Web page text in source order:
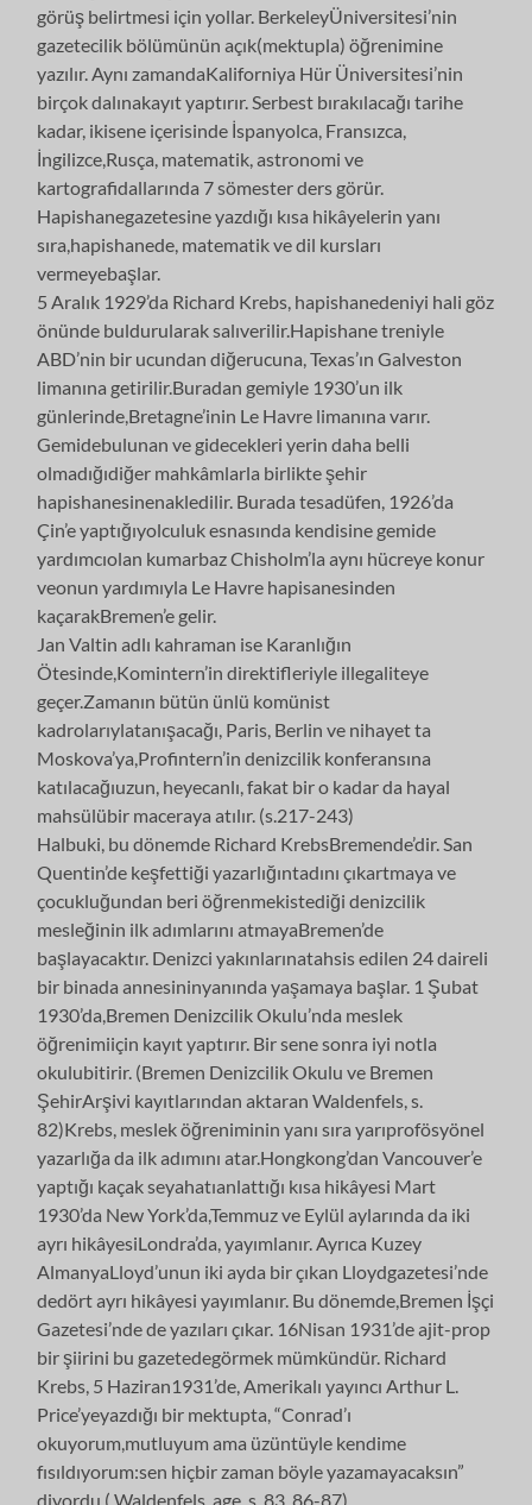
görüş belirtmesi için yollar. BerkeleyÜniversitesi’nin
gazetecilik bölümünün açık(mektupla) öğrenimine
yazılır. Aynı zamandaKaliforniya Hür Üniversitesi’nin
birçok dalınakayıt yaptırır. Serbest bırakılacağı tarihe
kadar, ikisene içerisinde İspanyolca, Fransızca,
İngilizce,Rusça, matematik, astronomi ve
kartografidallarında 7 sömester ders görür.
Hapishanegazetesine yazdığı kısa hikâyelerin yanı
sıra,hapishanede, matematik ve dil kursları
vermeyebaşlar.
5 Aralık 1929’da Richard Krebs, hapishanedeniyi hali göz
önünde buldurularak salıverilir.Hapishane treniyle
ABD’nin bir ucundan diğerucuna, Texas’ın Galveston
limanına getirilir.Buradan gemiyle 1930’un ilk
günlerinde,Bretagne’inin Le Havre limanına varır.
Gemidebulunan ve gidecekleri yerin daha belli
olmadığıdiğer mahkâmlarla birlikte şehir
hapishanesinenakledilir. Burada tesadüfen, 1926’da
Çin’e yaptığıyolculuk esnasında kendisine gemide
yardımcıolan kumarbaz Chisholm’la aynı hücreye konur
veonun yardımıyla Le Havre hapisanesinden
kaçarakBremen’e gelir.
Jan Valtin adlı kahraman ise Karanlığın
Ötesinde,Komintern’in direktifleriyle illegaliteye
geçer.Zamanın bütün ünlü komünist
kadrolarıylatanışacağı, Paris, Berlin ve nihayet ta
Moskova’ya,Profintern’in denizcilik konferansına
katılacağıuzun, heyecanlı, fakat bir o kadar da hayal
mahsülübir maceraya atılır. (s.217-243)
Halbuki, bu dönemde Richard KrebsBremende’dir. San
Quentin’de keşfettiği yazarlığıntadını çıkartmaya ve
çocukluğundan beri öğrenmekistediği denizcilik
mesleğinin ilk adımlarını atmayaBremen’de
başlayacaktır. Denizci yakınlarınatahsis edilen 24 daireli
bir binada annesininyanında yaşamaya başlar. 1 Şubat
1930’da,Bremen Denizcilik Okulu’nda meslek
öğrenimiiçin kayıt yaptırır. Bir sene sonra iyi notla
okulubitirir. (Bremen Denizcilik Okulu ve Bremen
ŞehirArşivi kayıtlarından aktaran Waldenfels, s.
82)Krebs, meslek öğreniminin yanı sıra yarıprofösyönel
yazarlığa da ilk adımını atar.Hongkong’dan Vancouver’e
yaptığı kaçak seyahatıanlattığı kısa hikâyesi Mart
1930’da New York’da,Temmuz ve Eylül aylarında da iki
ayrı hikâyesiLondra’da, yayımlanır. Ayrıca Kuzey
AlmanyaLloyd’unun iki ayda bir çıkan Lloydgazetesi’nde
dedört ayrı hikâyesi yayımlanır. Bu dönemde,Bremen İşçi
Gazetesi’nde de yazıları çıkar. 16Nisan 1931’de ajit-prop
bir şiirini bu gazetedegörmek mümkündür. Richard
Krebs, 5 Haziran1931’de, Amerikalı yayıncı Arthur L.
Price’yeyazdığı bir mektupta, “Conrad’ı
okuyorum,mutluyum ama üzüntüyle kendime
fısıldıyorum:sen hiçbir zaman böyle yazamayacaksın”
diyordu.( Waldenfels, age, s. 83, 86-87)